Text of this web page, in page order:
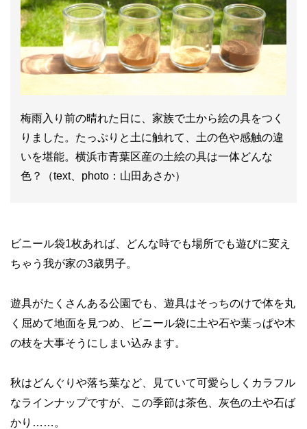
梅雨入り前の晴れた日に、家族で土から絵の具をつく
りました。たっぷりと土に触れて、土の色や感触の違
いを堪能。横浜市青葉区産の土絵の具は一体どんな
色？（text、photo：山田あさか）
ビニール袋1枚あれば、どんな時でも場所でも遊びに変え
ちゃう我が家の3歳男子。
遊具がたくさんある公園でも、遊具はそっちのけで体を丸
く屈めて地面を見つめ、ビニール袋に土や石や葉っぱや木
の枝を大事そうにしまい込みます。
秋はどんぐりや落ち葉など、見ていて可愛らしくカラフル
なラインナップですが、この季節は茶色、灰色の土や石ば
かり……。